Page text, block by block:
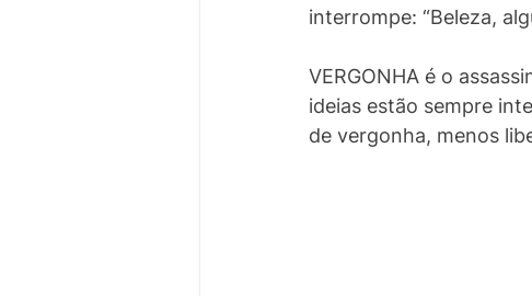
interrompe: “Beleza,
VERGONHA é o
ideias estão sempre
de vergonha, menos